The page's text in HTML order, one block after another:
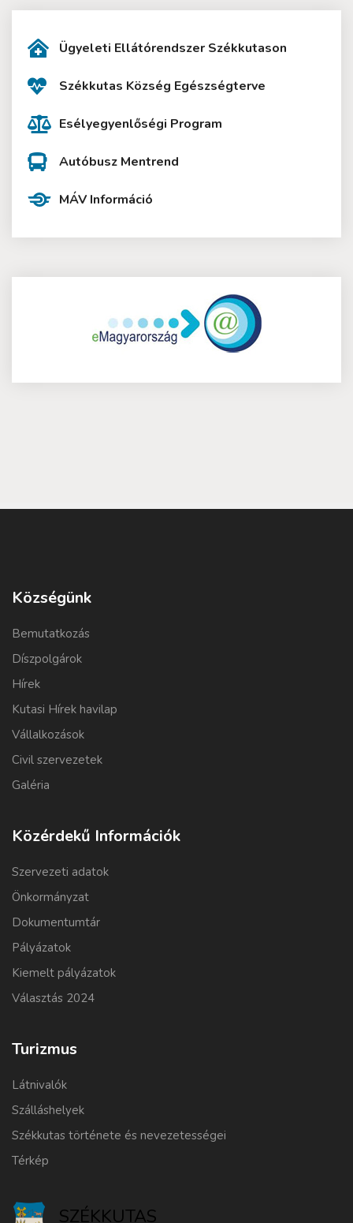
Ügyeleti Ellátórendszer Székkutason
Székkutas Község Egészségterve
Esélyegyenlőségi Program
Autóbusz Mentrend
MÁV Információ
Községünk
Bemutatkozás
Díszpolgárok
Hírek
Kutasi Hírek havilap
Vállalkozások
Civil szervezetek
Galéria
Közérdekű Információk
Szervezeti adatok
Önkormányzat
Dokumentumtár
Pályázatok
Kiemelt pályázatok
Választás 2024
Turizmus
Látnivalók
Szálláshelyek
Székkutas története és nevezetességei
Térkép
SZÉKKUTAS